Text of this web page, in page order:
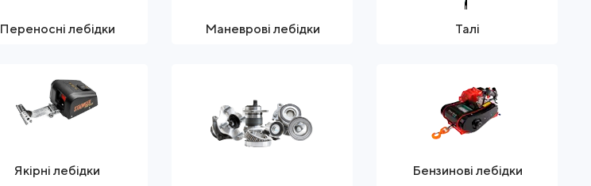
Переносні лебідки Маневрові лебідки Талі
Якірні лебідки
Бензинові лебідки